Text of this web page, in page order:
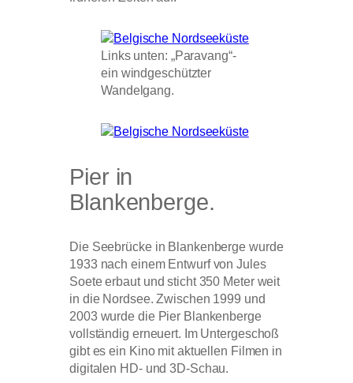
Links unten: „Paravang“-
ein windgeschützter
Wandelgang.
Pier in
Blankenberge.
Die Seebrücke in Blankenberge wurde
1933 nach einem Entwurf von Jules
Soete erbaut und sticht 350 Meter weit
in die Nordsee. Zwischen 1999 und
2003 wurde die Pier Blankenberge
vollständig erneuert. Im Untergeschoß
gibt es ein Kino mit aktuellen Filmen in
digitalen HD- und 3D-Schau.